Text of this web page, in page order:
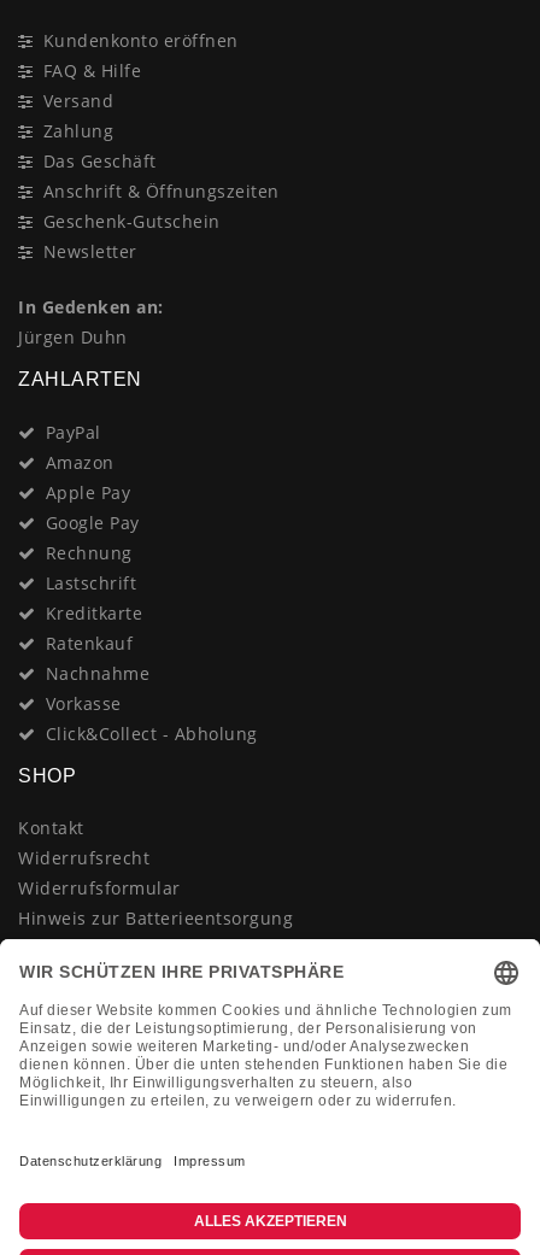
Kundenkonto eröffnen
FAQ & Hilfe
Versand
Zahlung
Das Geschäft
Anschrift & Öffnungszeiten
Geschenk-Gutschein
Newsletter
In Gedenken an:
Jürgen Duhn
ZAHLARTEN
PayPal
Amazon
Apple Pay
Google Pay
Rechnung
Lastschrift
Kreditkarte
Ratenkauf
Nachnahme
Vorkasse
Click&Collect - Abholung
SHOP
Kontakt
Widerrufsrecht
Widerrufsformular
Hinweis zur Batterieentsorgung
AGB
Impressum
Vertrag widerrufen
KONTAKT
Montag-Freitag 10:00-18:00 Uhr
shop@dienadel.de
Kieler Str. 18 - 41540 Dormagen